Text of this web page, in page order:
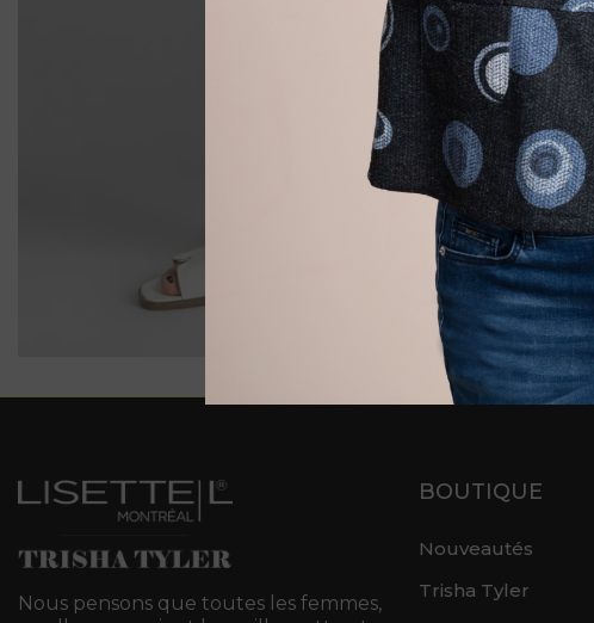
Nous pensons que toutes les femmes,
BOUTIQUE
Nouveautés
Trisha Tyler